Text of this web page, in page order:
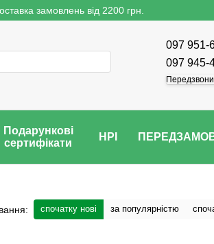
замовлень від 2200 грн.
097 951-
097 945-
Подарункові
сертифікати
НРІ
спочатку нові за популярністю